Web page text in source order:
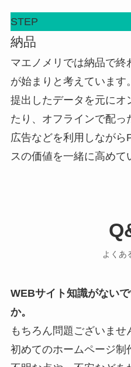
STEP
納品
マエノメリでは納品で終
が始まりと考えています。
提出したデータを元にオ
たり、オフラインで配っ
広告などを利用しなが
スの価値を一緒に高めて
よくあ
WEBサイト知識がない
か。
もちろん問題ございませ
初めてのホームページ制